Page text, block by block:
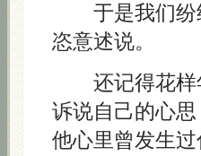
于是我们纷
恣意述说。
还记得花样
诉说自己的心
他心里曾发生